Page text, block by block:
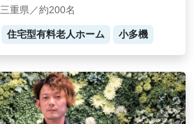
三重県／約200名
住宅型有料老人ホーム 小多機